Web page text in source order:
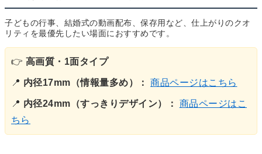
子どもの行事、結婚式の動画配布、保存用など、仕上がりのクオ
リティを最優先したい場面におすすめです。
👉 高画質・1面タイプ
📍 内径17mm（情報量多め）： 商品ページはこちら
📍 内径24mm（すっきりデザイン）：
商品ページはこ
ちら